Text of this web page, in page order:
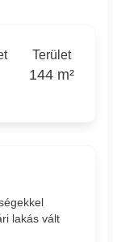
Terület
144 m²
lakás vált